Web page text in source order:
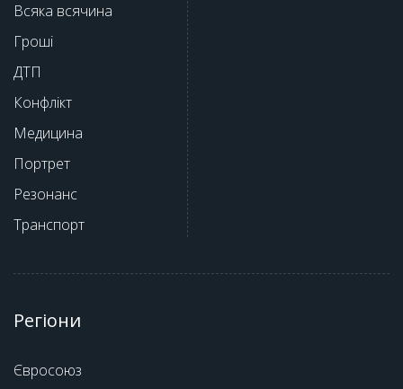
Всяка всячина
Гроші
ДТП
Конфлікт
Медицина
Портрет
Резонанс
Транспорт
Регіони
Євросоюз